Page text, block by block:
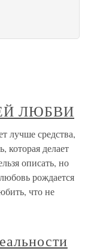
ЛЮБВИ
средства,
которая делает
описать, но
рождается
что не